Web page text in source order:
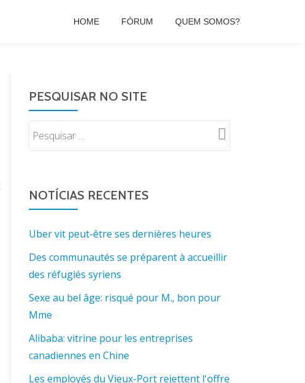
HOME FÓRUM QUEM SOMOS?
PESQUISAR NO SITE
NOTÍCIAS RECENTES
Uber vit peut-être ses dernières heures
Des communautés se préparent à accueillir
des réfugiés syriens
Sexe au bel âge: risqué pour M., bon pour
Mme
Alibaba: vitrine pour les entreprises
canadiennes en Chine
Les employés du Vieux-Port rejettent l'offre